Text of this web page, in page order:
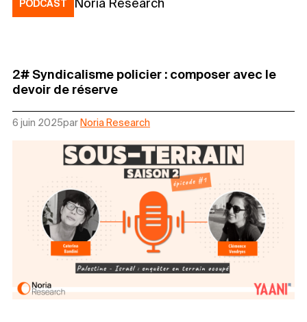
PODCAST Noria Research
2# Syndicalisme policier : composer avec le
devoir de réserve
6 juin 2025par Noria Research